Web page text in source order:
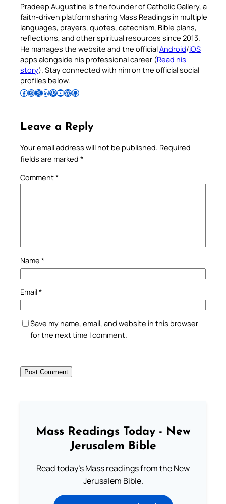
Pradeep Augustine is the founder of Catholic Gallery, a
faith-driven platform sharing Mass Readings in multiple
languages, prayers, quotes, catechism, Bible plans,
reflections, and other spiritual resources since 2013.
He manages the website and the officialAndroid/iOS
apps alongside his professional career (Read his
story). Stay connected with him on the official social
profiles below.
Follow Pradeep on Facebook Follow Pradeep on InstagramFollow Pradeep on X Follow Pradeep on LinkedIn Follow Pradeep on Pinterest Subscribe to Pradeep’s Youtube Channel Follow Pradeep on WordPress Follow Pradeep on GitHub
Leave a Reply
Your email address will not be published. Required
fields are marked *
Comment*
Name *
Email*
Save my name, email, and website in this browser
for the next time I comment.
Mass Readings Today - New
Jerusalem Bible
Read today's Mass readings from the New
Jerusalem Bible.